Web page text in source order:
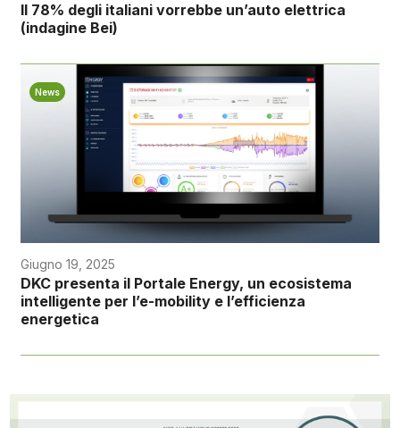
Il 78% degli italiani vorrebbe un’auto elettrica
(indagine Bei)
News
Giugno 19, 2025
DKC presenta il Portale Energy, un ecosistema
intelligente per l’e-mobility e l’efficienza
energetica